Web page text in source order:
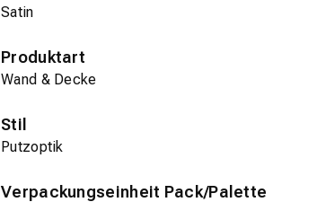
Satin
Produktart
Wand & Decke
Stil
Putzoptik
Verpackungseinheit Pack/Palette